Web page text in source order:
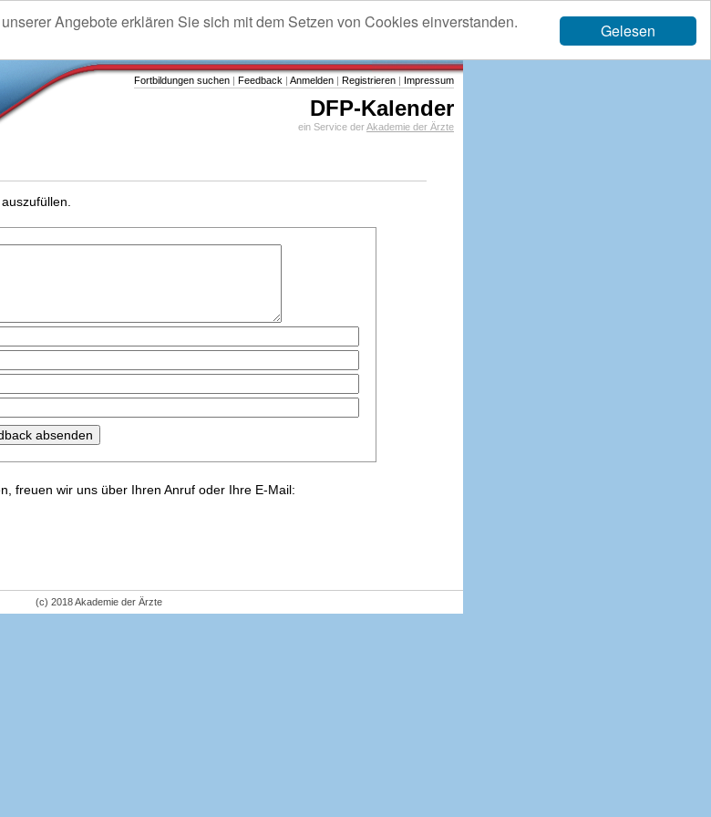
Gelesen
Angebote erklären Sie sich mit dem Setzen von Cookies einverstanden.
Fortbildungen suchen | Feedback | Anmelden | Registrieren | Impressum
DFP-Kalender
ein Service derAkademie der Ärzte
freuen wir uns über Ihren Anruf oder Ihre E-Mail:
(c) 2018 Akademie der Ärzte